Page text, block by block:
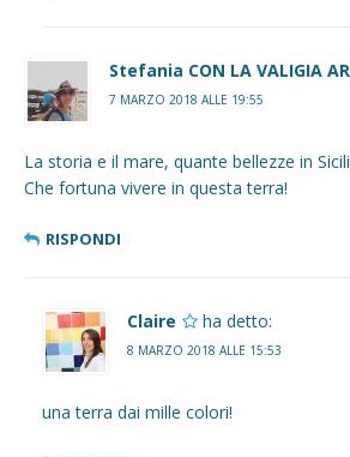
Stefania CON LA VALIGIA
7 MARZO 2018 ALLE 19:55
La storia e il mare, quante bellezze in
Che fortuna vivere in questa terra!
RISPONDI
Claire ha detto:
8 MARZO 2018 ALLE 15:53
una terra dai mille colori!